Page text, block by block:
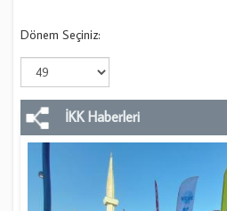
Dönem Seçiniz:
İKK Haberleri